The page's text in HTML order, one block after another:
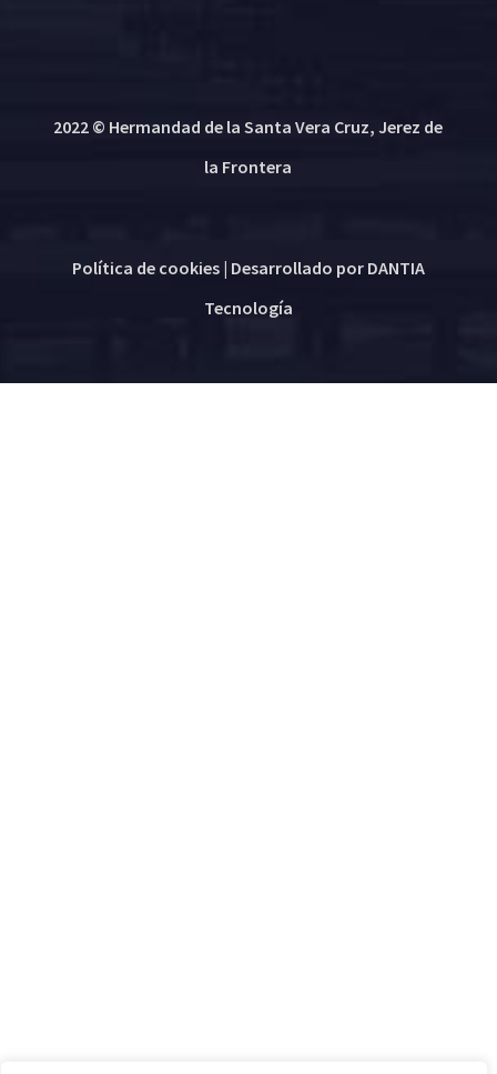
2022 © Hermandad de la Santa Vera Cruz, Jerez de
la Frontera
Política de cookies| Desarrollado por DANTIA
Tecnología